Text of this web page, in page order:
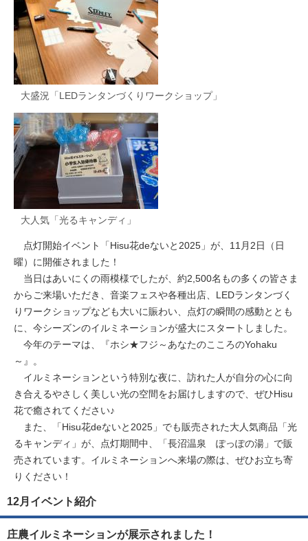
大盛況「LEDランタンづくりワークショップ」
大人気「光るキャンディ」
点灯開始イベント「Hisu花deないと2025」が、11月2日（日
曜）に開催されました！
当日はあいにくの雨模様でしたが、約2,500名もの多くの皆さま
からご来場いただき、音楽フェスや各種出店、LEDランタンづく
りワークショップなども大いに賑わい、点灯の瞬間の感動ととも
に、今シーズンのイルミネーションが盛大にスタートしました。
今年のテーマは、『ホシ★フジ～あなたのこころのYohaku
～』。
イルミネーションという特別な夜に、訪れた人が自分の心に向
き合えるやさしく美しい光の空間をお届けしますので、ぜひHisu
花で癒されてください♪
また、「Hisu花deないと2025」でも販売された大人気商品「光
るキャンディ」が、点灯期間中、「長沼温泉 ぽっぽの湯」で販
売されています。イルミネーションへ来場の際は、ぜひお立ち寄
りください！
12月イベント紹介
庄農イルミネーションが展示されました！